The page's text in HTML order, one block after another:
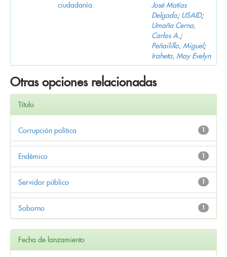
ciudadanía
José Matías
Delgado; USAID;
Umaña Cerna,
Carlos A.;
Peñailillo, Miguel;
Iraheta, May Evelyn
Otras opciones relacionadas
Título
1
Corrupción política
1
Endémico
1
Servidor público
1
Soborno
Fecha de lanzamiento